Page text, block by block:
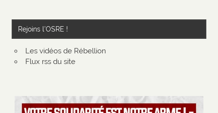
Rejoins l’OSRE !
Les vidéos de Rébellion
Flux rss du site